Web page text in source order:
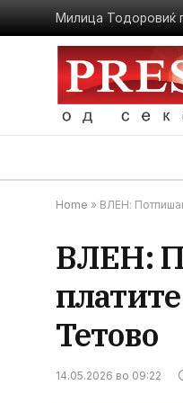
Home » ВЛЕН:
ВЛЕН:
Тетово
14.05.2026 во 09:22